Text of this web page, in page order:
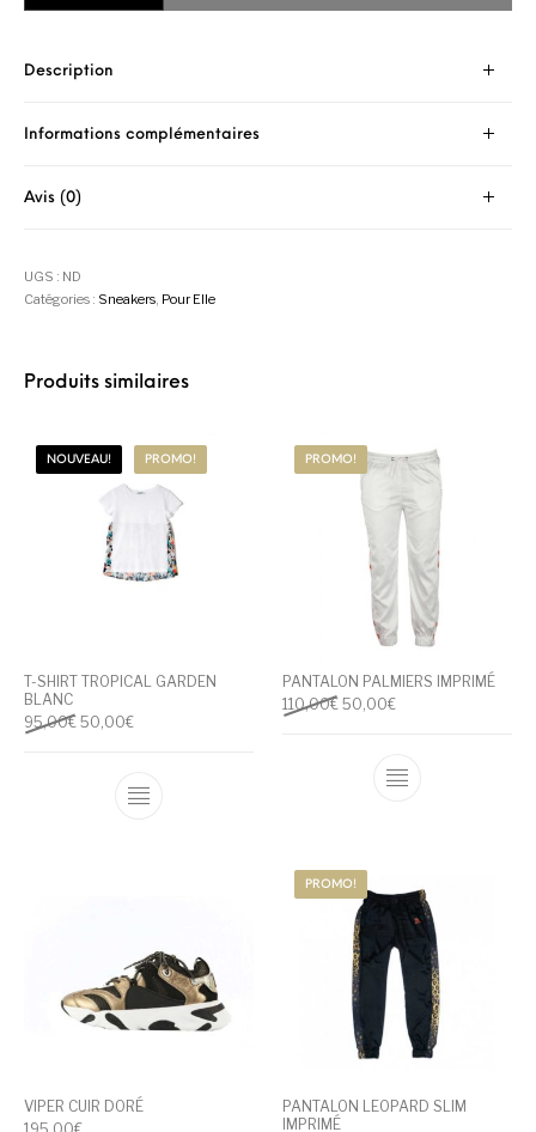
Description
Informations complémentaires
Avis (0)
UGS : ND
Catégories : Sneakers, Pour Elle
Produits similaires
NOUVEAU! PROMO!
T-SHIRT TROPICAL GARDEN
BLANC
95,00€ Le prix initial était : 95,00€.
50,00€Le prix actuel est : 50,00€.
Ce produit a plusieurs variations. Les
PROMO!
PANTALON PALMIERS IMPRIMÉ
110,00€ Le prix initial était : 110,00€.
50,00€Le prix actuel est :
Ce produit a
VIPER CUIR DORÉ
PROMO!
PANTALON LEOPARD SLIM
IMPRIMÉ